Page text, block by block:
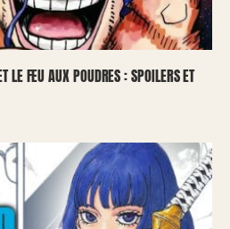
LE FEU AUX POUDRES : SPOILERS ET